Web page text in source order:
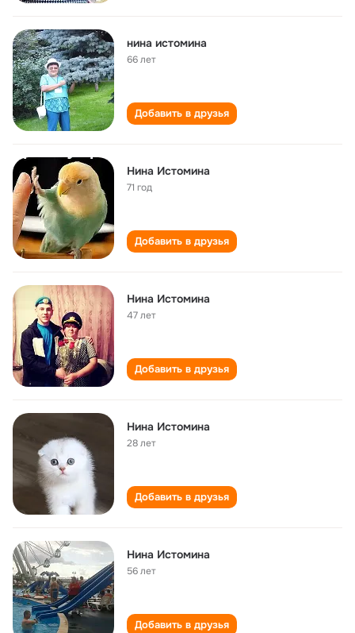
нина истомина
66 лет
Добавить в друзья
Нина Истомина
71 год
Добавить в друзья
Нина Истомина
47 лет
Добавить в друзья
Нина Истомина
28 лет
Добавить в друзья
Нина Истомина
56 лет
Добавить в друзья